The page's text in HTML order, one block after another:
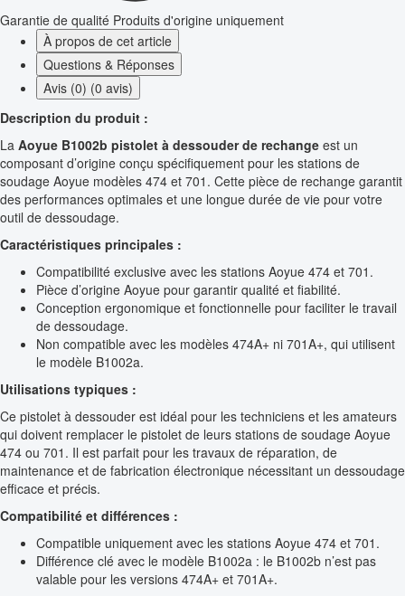
Garantie de qualité Produits d'origine uniquement
À propos de cet article
Questions & Réponses
Avis (0) (0 avis)
Description du produit :
La Aoyue B1002b pistolet à dessouder de rechange est un
composant d’origine conçu spécifiquement pour les stations de
soudage Aoyue modèles 474 et 701. Cette pièce de rechange garantit
des performances optimales et une longue durée de vie pour votre
outil de dessoudage.
Caractéristiques principales :
Compatibilité exclusive avec les stations Aoyue 474 et 701.
Pièce d’origine Aoyue pour garantir qualité et fiabilité.
Conception ergonomique et fonctionnelle pour faciliter le travail
de dessoudage.
Non compatible avec les modèles 474A+ ni 701A+, qui utilisent
le modèle B1002a.
Utilisations typiques :
Ce pistolet à dessouder est idéal pour les techniciens et les amateurs
qui doivent remplacer le pistolet de leurs stations de soudage Aoyue
474 ou 701. Il est parfait pour les travaux de réparation, de
maintenance et de fabrication électronique nécessitant un dessoudage
efficace et précis.
Compatibilité et différences :
Compatible uniquement avec les stations Aoyue 474 et 701.
Différence clé avec le modèle B1002a : le B1002b n’est pas
valable pour les versions 474A+ et 701A+.